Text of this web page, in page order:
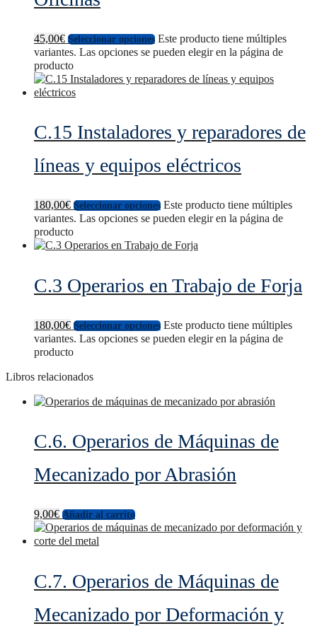
45,00€ Seleccionar opciones Este producto tiene múltiples
variantes. Las opciones se pueden elegir en la página de
producto
C.15 Instaladores y reparadores de
líneas y equipos eléctricos
180,00€ Seleccionar opciones Este producto tiene múltiples
variantes. Las opciones se pueden elegir en la página de
producto
C.3 Operarios en Trabajo de Forja
180,00€ Seleccionar opciones Este producto tiene múltiples
variantes. Las opciones se pueden elegir en la página de
producto
Libros relacionados
C.6. Operarios de Máquinas de
Mecanizado por Abrasión
9,00€ Añadir al carrito
C.7. Operarios de Máquinas de
Mecanizado por Deformación y